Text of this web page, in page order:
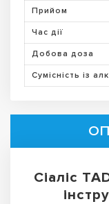
Прийом
Час дії
Добова доза
Сумісність із
Сіаліс